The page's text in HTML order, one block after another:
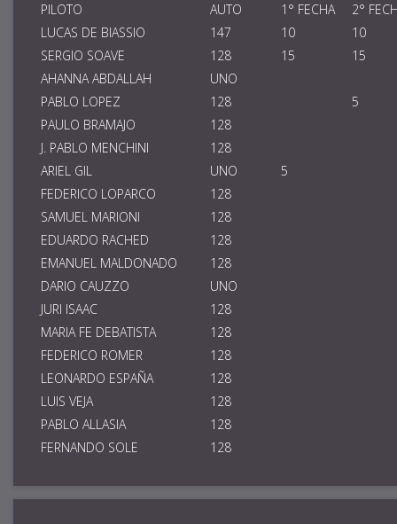
PILOTO
AUTO 1° FECHA
2°
LUCAS DE BIASSIO
147 10
10
SERGIO SOAVE
128 15
15
AHANNA ABDALLAH
UNO
PABLO LOPEZ
128
5
PAULO BRAMAJO
128
J. PABLO MENCHINI
128
ARIEL GIL
UNO
5
FEDERICO LOPARCO
128
SAMUEL MARIONI
128
EDUARDO RACHED
128
EMANUEL MALDONADO
128
DARIO CAUZZO
UNO
JURI ISAAC
128
MARIA FE DEBATISTA
128
FEDERICO ROMER
128
LEONARDO ESPAÑA
128
LUIS VEJA
128
PABLO ALLASIA
128
FERNANDO SOLE
128